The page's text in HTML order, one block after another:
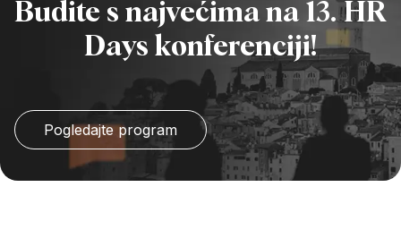
Budite s najvećima na 13. HR
Days konferenciji!
Pogledajte program